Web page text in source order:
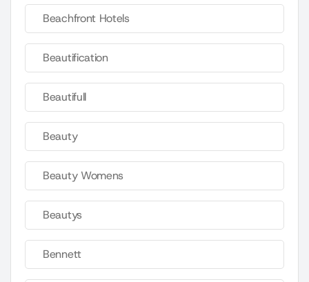
Beachfront Hotels
Beautification
Beautifull
Beauty
Beauty Womens
Beautys
Bennett